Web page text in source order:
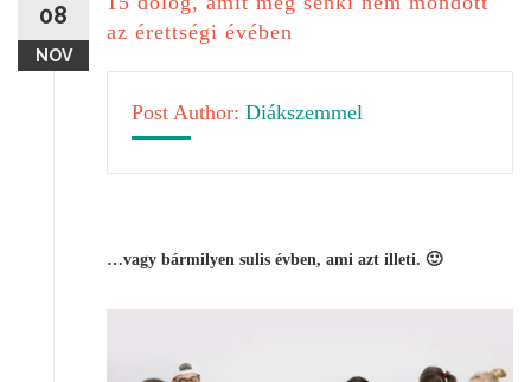
08
NOV
az érettségi évében
Post Author: Diákszemmel
…vagy bármilyen sulis évben, ami azt illeti. 🙂